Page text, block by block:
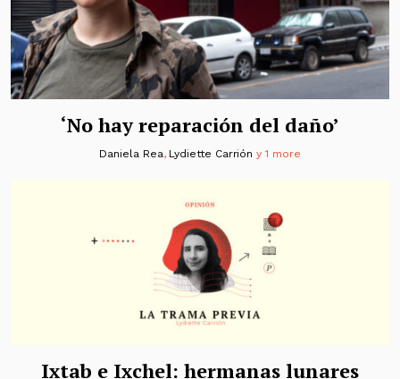
‘No hay reparación del daño’
Daniela Rea, Lydiette Carrión y 1 more
Ixtab e Ixchel: hermanas lunares